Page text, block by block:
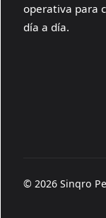
operativa para
día a día.
© 2026 Sinqro